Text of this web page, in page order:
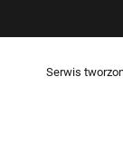
Serwis